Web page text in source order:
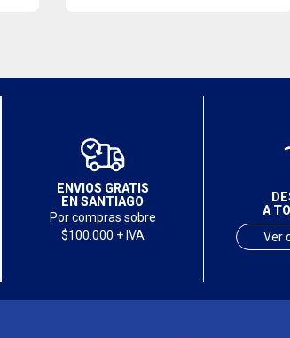
ENVIOS GRATIS
EN SANTIAGO
Por compras sobre
$100.000 + IVA
A
Ver